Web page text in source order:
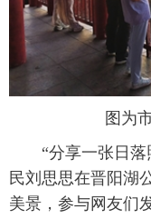
图为
“分享一张日落
民刘思思在晋阳湖
美景，参与网友们